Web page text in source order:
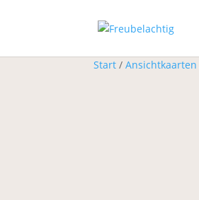
Start / Ansichtkaarten